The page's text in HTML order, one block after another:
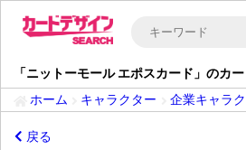
「ニットーモール エポスカード」のカ
ホーム
キャラクター 企業キャラ
戻る